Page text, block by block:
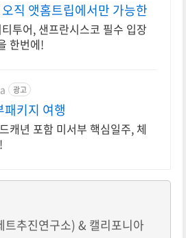
직 앳홈트립에서만 가능한
투어, 샌프란시스코 필수 입장
한번에!
광고
키지 여행
캐년 포함 미서부 핵심일주, 체
트추진연구소) & 캘리포니아